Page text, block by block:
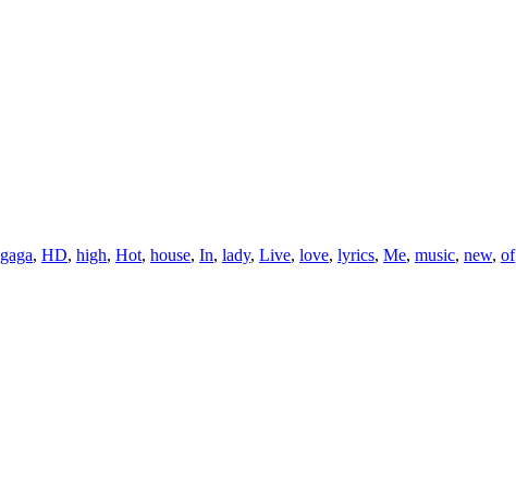
gaga, HD, high, Hot, house, In, lady, Live, love, lyrics, Me, music, new, of